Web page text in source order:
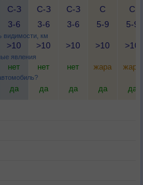
видимости, км
явления
С-З
3-6
С-З
3-6
С-З
3-6
С
5-9
С
5-9
>10 >10 >10 >10 >10
нет нет нет жара жара
да да да да да